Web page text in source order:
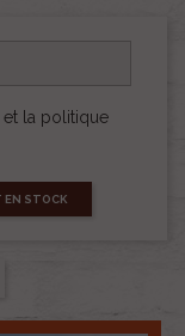
et la politique
EN STOCK